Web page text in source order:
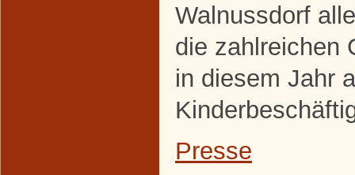
Walnussdorf
die zahlreichen
in diesem Jahr
Presse